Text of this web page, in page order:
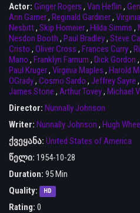
Actor: Ginger Rogers , Van Heflin ,
Ann Garner, Reginald Gardiner,
Nesbitt, Skip Homeier, Hilda Simms ,
Nesdon Booth , Paul Bradley, Steve
Cristo , Oliver Cross , Frances Curry,
Mario , Franklyn Farnum , Dick Gordon ,
Paul Kruger, Virginia Maples , Harold
OGrady, Cosmo Sardo , Jeffrey Sayre ,
James Stone , Arthur Tovey, Michael
Director: Nunnally Johnson
Writer: Nunnally Johnson , Hugh
ქვეყანა: United States of America
წელი: 1954-10-28
Duration: 95 Min
Quality:
HD
Rating: 0